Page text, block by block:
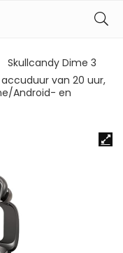
Skullcandy Dime 3
van 20 uur,
Android- en